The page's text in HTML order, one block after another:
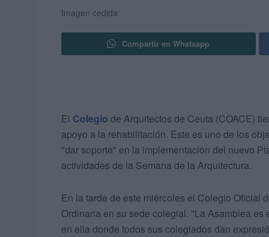
Imagen cedida
Compartir en Whatsapp
El Colegio de Arquitectos de Ceuta (COACE)
apoyo a la rehabilitación. Este es uno de los
"dar soporte" en la implementación del nuevo
actividades de la Semana de la Arquitectura.
En la tarde de este miércoles el Colegio Oficial
Ordinaria en su sede colegial. "La Asamblea
en ella donde todos sus colegiados dan